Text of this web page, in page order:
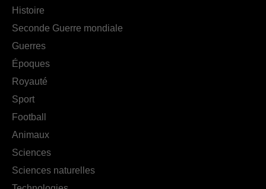
Histoire
Seconde Guerre mondiale
Guerres
Époques
Royauté
Sport
Football
Animaux
Sciences
Sciences naturelles